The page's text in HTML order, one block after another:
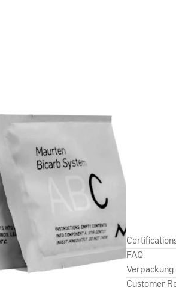
FAQ
Customer